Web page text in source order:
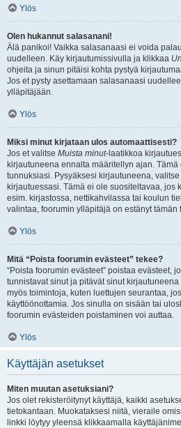
Ylös
Olen hukannut salasanani!
Älä panikoi! Vaikka salasanaasi ei voida
uudelleen. Käy kirjautumissivulla ja klikkaa
ohjeita ja sinun pitäisi kohta pystyä
Jos et pysty asettamaan salasanaasi
ylläpitäjään.
Ylös
Miksi minut kirjataan ulos automaattisesti?
Jos et valitse Muista minut-laatikkoa
kirjautuneena ennalta määritellyn ajan.
tunnuksiasi. Pysyäksesi kirjautuneena, valitse
kirjautuessasi. Tämä ei ole suositeltavaa, jos
esim. kirjastossa, nettikahvilassa tai koulun
valintaa, foorumin ylläpitäjä on estänyt tämän
Ylös
Mitä “Poista foorumin evästeet” tekee?
“Poista foorumin evästeet” poistaa evästeet,
tunnistavat sinut ja pitävät sinut
myös toimintoja, kuten luettujen seurantaa,
käyttöönottamia. Jos sinulla on sisään tai
foorumin evästeiden poistaminen voi auttaa.
Ylös
Käyttäjän asetukset
Miten muutan asetuksiani?
Jos olet rekisteröitynyt käyttäjä, kaikki
tietokantaan. Muokataksesi niitä, vieraile
linkki löytyy yleensä klikkaamalla